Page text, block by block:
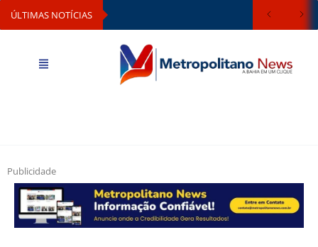
ÚLTIMAS NOTÍCIAS
Publicidade